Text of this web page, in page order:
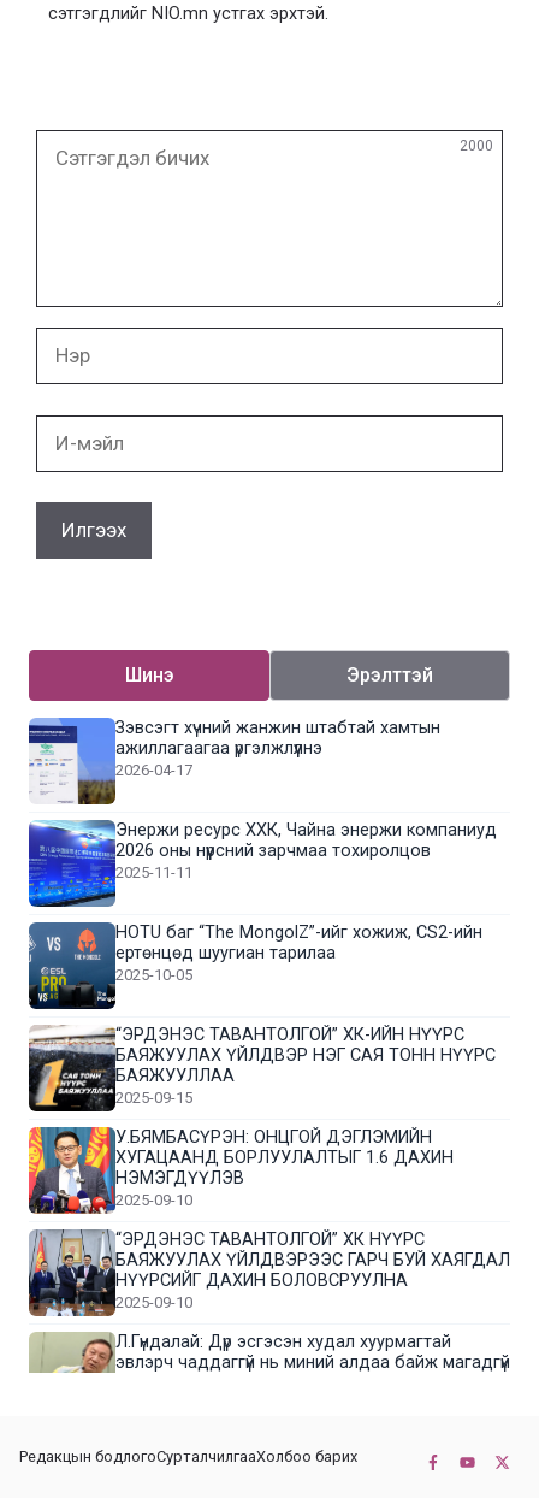
сэтгэгдлийг NIO.mn устгах эрхтэй.
2000
мэйл
Шинэ Эрэлттэй
Зэвсэгт хүчний жанжин штабтай хамтын
ажиллагаагаа үргэлжлүүлнэ
2026-04-17
Энержи ресурс ХХК, Чайна энержи компаниуд
2026 оны нүүрсний зарчмаа тохиролцов
2025-11-11
HOTU баг “The MongolZ”-ийг хожиж, CS2-ийн
ертөнцөд шуугиан тарилаа
2025-10-05
“ЭРДЭНЭС ТАВАНТОЛГОЙ” ХК-ИЙН НҮҮРС
БАЯЖУУЛАХ ҮЙЛДВЭР НЭГ САЯ ТОНН НҮҮРС
БАЯЖУУЛЛАА
2025-09-15
У.БЯМБАСҮРЭН: ОНЦГОЙ ДЭГЛЭМИЙН
ХУГАЦААНД БОРЛУУЛАЛТЫГ 1.6 ДАХИН
НЭМЭГДҮҮЛЭВ
2025-09-10
“ЭРДЭНЭС ТАВАНТОЛГОЙ” ХК НҮҮРС
БАЯЖУУЛАХ ҮЙЛДВЭРЭЭС ГАРЧ БУЙ ХАЯГДАЛ
НҮҮРСИЙГ ДАХИН БОЛОВСРУУЛНА
2025-09-10
Л.Гүндалай: Дүр эсгэсэн худал хуурмагтай
эвлэрч чаддаггүй нь миний алдаа байж магадгүй
БАГИЙН ИРГЭДИЙН ТӨЛӨӨЛӨЛ НҮҮРС
Редакцын бодлогоСурталчилгааХолбоо барих